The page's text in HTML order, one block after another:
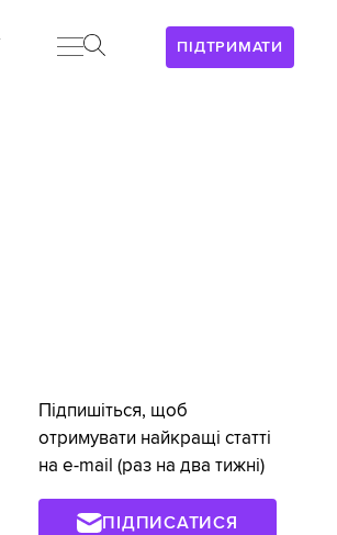
ПІДТРИМАТИ
Підпишіться, щоб
отримувати найкращі статті
на e-mail (раз на два тижні)
ПІДПИСАТИСЯ